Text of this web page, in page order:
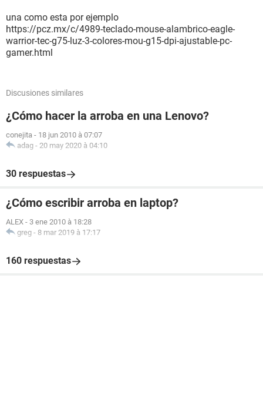
una como esta por ejemplo
https://pcz.mx/c/4989-teclado-mouse-alambrico-eagle-
warrior-tec-g75-luz-3-colores-mou-g15-dpi-ajustable-pc-
gamer.html
Discusiones similares
¿Cómo hacer la arroba en una Lenovo?
conejita - 18 jun 2010 à 07:07
adag - 20 may 2020 à 04:10
30 respuestas
¿Cómo escribir arroba en laptop?
ALEX - 3 ene 2010 à 18:28
greg - 8 mar 2019 à 17:17
160 respuestas